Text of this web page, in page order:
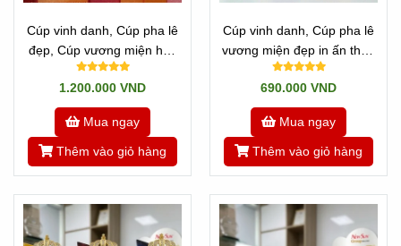
Cúp vinh danh, Cúp pha lê
đẹp, Cúp vương miện hoa
hậu, Cúp ca sĩ
1.200.000 VND
Mua ngay
Thêm vào giỏ hàng
Cúp vinh danh, Cúp pha lê
vương miện đẹp in ấn theo
yêu cầu -30
690.000 VND
Mua ngay
Thêm vào giỏ hàng